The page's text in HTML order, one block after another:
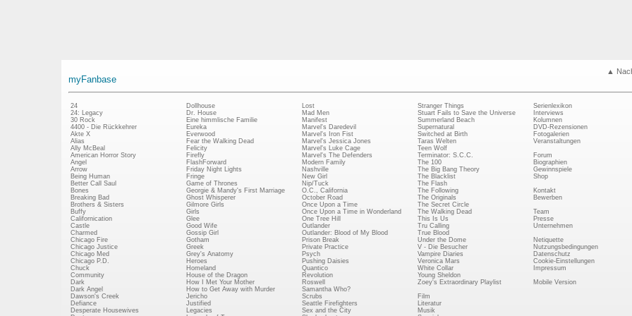
▲
myFanbase
24
24: Legacy
30 Rock
4400 - Die Rückkehrer
Akte X
Alias
Ally McBeal
American Horror Story
Angel
Arrow
Being Human
Better Call Saul
Bones
Breaking Bad
Brothers & Sisters
Buffy
Californication
Castle
Charmed
Chicago Fire
Chicago Justice
Chicago Med
Chicago P.D.
Chuck
Community
Dark
Dark Angel
Dawson's Creek
Defiance
Desperate Housewives
Dollhouse
Dr. House
Eine himmlische Familie
Eureka
Everwood
Fear the Walking Dead
Felicity
Firefly
FlashForward
Friday Night Lights
Fringe
Game of Thrones
Georgie & Mandy's First Marriage
Ghost Whisperer
Gilmore Girls
Girls
Glee
Good Wife
Gossip Girl
Gotham
Greek
Grey's Anatomy
Heroes
Homeland
House of the Dragon
How I Met Your Mother
How to Get Away with Murder
Jericho
Justified
Legacies
Lost
Mad Men
Manifest
Marvel's Daredevil
Marvel's Iron Fist
Marvel's Jessica Jones
Marvel's Luke Cage
Marvel's The Defenders
Modern Family
Nashville
New Girl
Nip/Tuck
O.C., California
October Road
Once Upon a Time
Once Upon a Time in Wonderland
One Tree Hill
Outlander
Outlander: Blood of My Blood
Prison Break
Private Practice
Psych
Pushing Daisies
Quantico
Revolution
Roswell
Samantha Who?
Scrubs
Seattle Firefighters
Sex and the City
Stranger Things
Stuart Fails to Save the Universe
Summerland Beach
Supernatural
Switched at Birth
Taras Welten
Teen Wolf
Terminator: S.C.C.
The 100
The Big Bang Theory
The Blacklist
The Flash
The Following
The Originals
The Secret Circle
The Walking Dead
This Is Us
Tru Calling
True Blood
Under the Dome
V - Die Besucher
Vampire Diaries
Veronica Mars
White Collar
Young Sheldon
Zoey's Extraordinary Playlist
Film
Literatur
Musik
Serienlexikon
Interviews
Kolumnen
DVD-Rezensionen
Fotogalerien
Veranstaltungen
Forum
Biographien
Gewinnspiele
Shop
Kontakt
Bewerben
Team
Presse
Unternehmen
Netiquette
Nutzungsbedingungen
Datenschutz
Cookie-Einstellungen
Impressum
Mobile Version